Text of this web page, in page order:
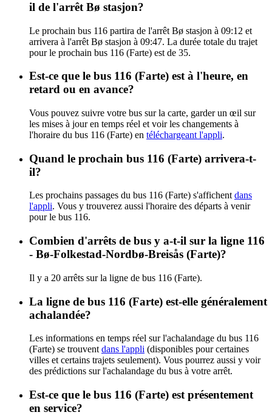
il de l'arrêt Bø stasjon?
Le prochain bus 116 partira de l'arrêt Bø stasjon à 09:12 et
arrivera à l'arrêt Bø stasjon à 09:47. La durée totale du trajet
pour le prochain bus 116 (Farte) est de 35.
Est-ce que le bus 116 (Farte) est à l'heure, en
retard ou en avance?
Vous pouvez suivre votre bus sur la carte, garder un œil sur
les mises à jour en temps réel et voir les changements à
l'horaire du bus 116 (Farte) en téléchargeant l'appli.
Quand le prochain bus 116 (Farte) arrivera-t-
il?
Les prochains passages du bus 116 (Farte) s'affichent dans
l'appli. Vous y trouverez aussi l'horaire des départs à venir
pour le bus 116.
Combien d'arrêts de bus y a-t-il sur la ligne 116
- Bø-Folkestad-Nordbø-Breisås (Farte)?
Il y a 20 arrêts sur la ligne de bus 116 (Farte).
La ligne de bus 116 (Farte) est-elle généralement
achalandée?
Les informations en temps réel sur l'achalandage du bus 116
(Farte) se trouvent dans l'appli (disponibles pour certaines
villes et certains trajets seulement). Vous pourrez aussi y voir
des prédictions sur l'achalandage du bus à votre arrêt.
Est-ce que le bus 116 (Farte) est présentement
en service?